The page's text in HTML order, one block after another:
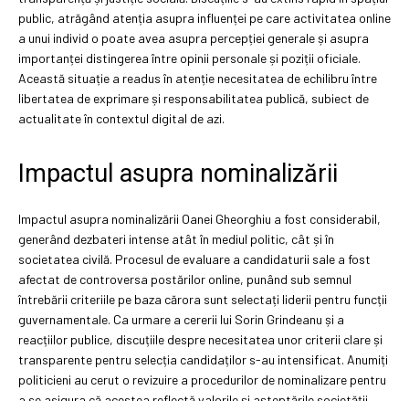
public, atrăgând atenția asupra influenței pe care activitatea online
a unui individ o poate avea asupra percepției generale și asupra
importanței distingerea între opinii personale și poziții oficiale.
Această situație a readus în atenție necesitatea de echilibru între
libertatea de exprimare și responsabilitatea publică, subiect de
actualitate în contextul digital de azi.
Impactul asupra nominalizării
Impactul asupra nominalizării Oanei Gheorghiu a fost considerabil,
generând dezbateri intense atât în mediul politic, cât și în
societatea civilă. Procesul de evaluare a candidaturii sale a fost
afectat de controversa postărilor online, punând sub semnul
întrebării criteriile pe baza cărora sunt selectați liderii pentru funcții
guvernamentale. Ca urmare a cererii lui Sorin Grindeanu și a
reacțiilor publice, discuțiile despre necesitatea unor criterii clare și
transparente pentru selecția candidaților s-au intensificat. Anumiți
politicieni au cerut o revizuire a procedurilor de nominalizare pentru